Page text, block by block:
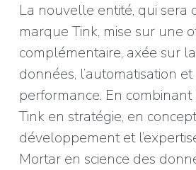
La nouvelle entité, qui sera
marque Tink, mise sur une
complémentaire, axée sur
données, l’automatisation
performance. En
Tink en stratégie, en
développement et
Mortar en science des